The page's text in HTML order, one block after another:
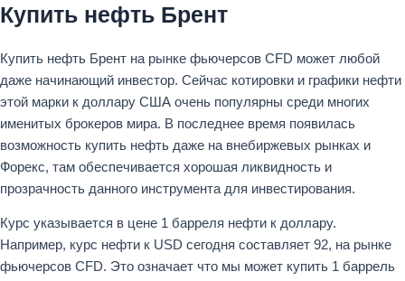
Купить нефть Брент
Купить нефть Брент на рынке фьючерсов CFD может любой
даже начинающий инвестор. Сейчас котировки и графики нефти
этой марки к доллару США очень популярны среди многих
именитых брокеров мира. В последнее время появилась
возможность купить нефть даже на внебиржевых рынках и
Форекс, там обеспечивается хорошая ликвидность и
прозрачность данного инструмента для инвестирования.
Курс указывается в цене 1 барреля нефти к доллару.
Например, курс нефти к USD сегодня составляет 92, на рынке
фьючерсов CFD. Это означает что мы может купить 1 баррель